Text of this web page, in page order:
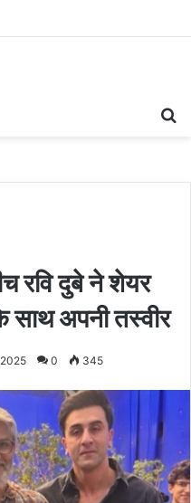
रवि दुबे ने शेयर
अपनी तस्वीर
0 345